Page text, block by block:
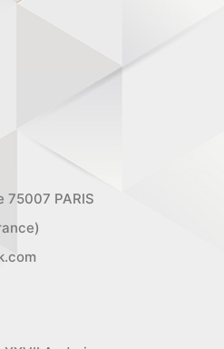
75007 PARIS